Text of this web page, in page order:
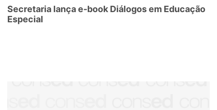
Secretaria lança e-book Diálogos em Educação
Especial